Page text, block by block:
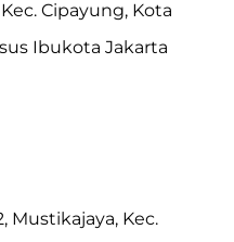
Kec. Cipayung, Kota
Ibukota Jakarta
Mustikajaya, Kec.